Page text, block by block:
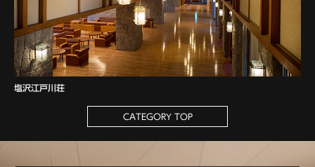
塩沢江戸川荘
CATEGORY TOP